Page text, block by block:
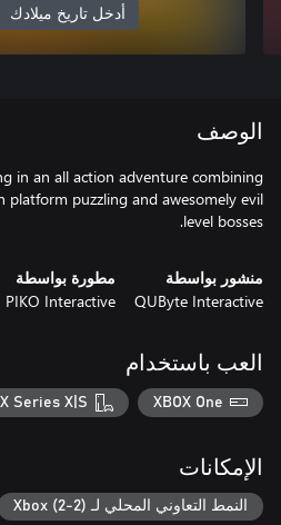
أدخل تاريخ ميلادك
الوصف
in an all action adventure combining
platform puzzling and awesomely evil
level bosses.
منشور بواسطة
QUByte Interactive
مطورة بواسطة
PIKO Interactive
العب باستخدام
XBOX One
Series X|S
الإمكانات
النمط التعاوني المحلي لـ Xbox (2-2)